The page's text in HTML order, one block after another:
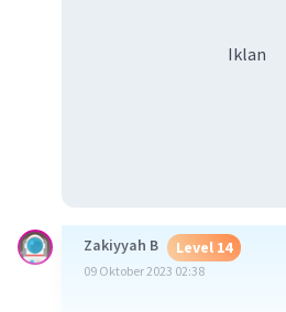
Iklan
Zakiyyah B Level 14
09 Oktober 2023 02:38